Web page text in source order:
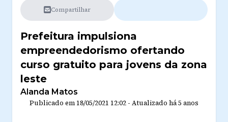
Compartilhar
Prefeitura impulsiona
empreendedorismo ofertando
curso gratuito para jovens da zona
leste
Alanda Matos
Publicado em 18/05/2021 12:02 - Atualizado há 5 anos